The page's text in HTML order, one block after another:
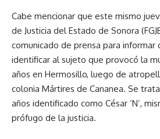
Cabe mencionar que este mismo
de Justicia del Estado de Sonora
comunicado de prensa para informar
identificar al sujeto que provocó la
años en Hermosillo, luego de
colonia Mártires de Cananea. Se
años identificado como César ‘N’,
prófugo de la justicia.